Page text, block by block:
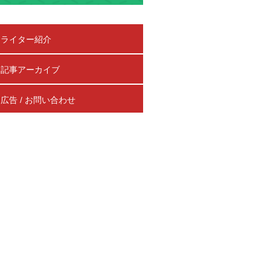
ライター紹介
記事アーカイブ
広告 / お問い合わせ